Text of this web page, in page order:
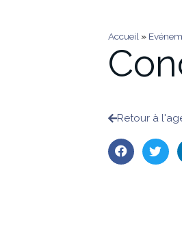
Accueil »
Retour à